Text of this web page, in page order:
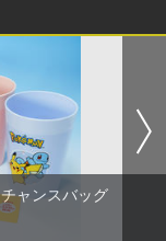
ャンスバッグ